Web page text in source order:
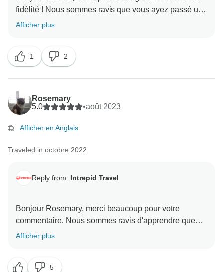
fidélité ! Nous sommes ravis que vous ayez passé un
merveilleux moment au Viêt Nam lors de votre
habitants chaleureux. Les photos sont magnifiques,
Afficher plus
1 2
Rosemary
5.0
•août 2023
Afficher en Anglais
Traveled in octobre 2022
Reply from: Intrepid Travel
Bonjour Rosemary, merci beaucoup pour votre
commentaire. Nous sommes ravis d'apprendre que
vous vous êtes bien amusée avec Joleen lors de votre
Afficher plus
5